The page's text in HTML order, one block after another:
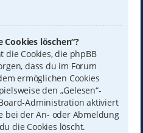
löschen“?
die Cookies, die phpBB
dass du im Forum
ermöglichen Cookies
den „Gelesen“-
Administration aktiviert
bei der An- oder Abmeldung
die Cookies löscht.